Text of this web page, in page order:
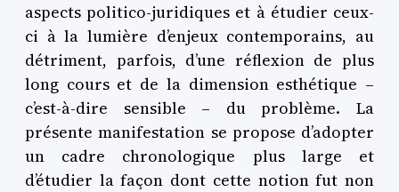
aspects politico-juridiques et à étudier ceux-
ci à la lumière d’enjeux contemporains, au
détriment, parfois, d’une réflexion de plus
long cours et de la dimension esthétique –
c’est-à-dire sensible – du problème. La
présente manifestation se propose d’adopter
un cadre chronologique plus large et
d’étudier la façon dont cette notion fut non